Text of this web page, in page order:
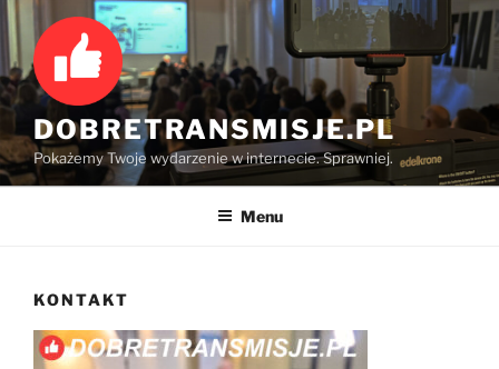
Przejdź
do
treści
DOBRETRANSMISJE.PL
Pokażemy Twoje wydarzenie w internecie. Sprawniej.
Menu
KONTAKT